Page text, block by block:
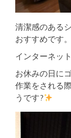
清潔感のある
おすすめです。
インターネッ
お休みの日に
作業をされる
うです?